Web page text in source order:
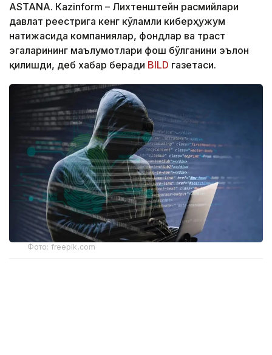
ASTANА. Кazinform – Лихтенштейн расмийлари
давлат реестрига кенг кўламли киберҳужум
натижасида компаниялар, фондлар ва траст
эгаларининг маълумотлари фош бўлганини эълон
қилишди, деб хабар беради BILD газетаси.
Фото: freepik.com